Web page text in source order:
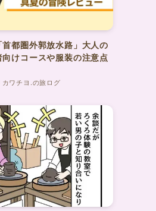
都圏外郭放水路」大人の
けコースや服装の注意点
カワチヨ.の旅ログ